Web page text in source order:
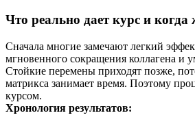
Что реально дает курс и когда
Сначала многие замечают легкий
мгновенного сокращения коллагена и
Стойкие перемены приходят позже,
матрикса занимает время. Поэтому
курсом.
Хронология результатов: